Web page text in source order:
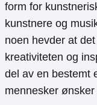
form for
kunstnere og
noen hevder at
kreativiteten og
del av en bestemt
mennesker